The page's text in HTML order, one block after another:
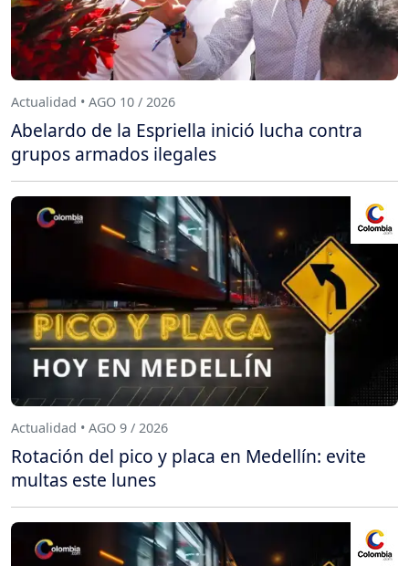
Actualidad • AGO 10 / 2026
Abelardo de la Espriella inició lucha contra
grupos armados ilegales
Actualidad • AGO 9 / 2026
Rotación del pico y placa en Medellín: evite
multas este lunes